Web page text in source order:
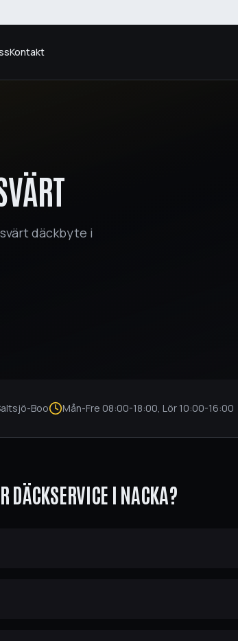
Kontakt
däckbyte i
Boo Mån-Fre 08:00-18:00, Lör 10:00-16:00
DÄCKSERVICE I NACKA?